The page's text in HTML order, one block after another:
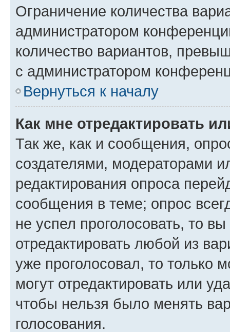
Ограничение количества
администратором
количество вариантов,
с администратором
Вернуться к началу
Как мне отредактировать
Так же, как и сообщения,
создателями, модераторами
редактирования опроса
сообщения в теме; опрос
не успел проголосовать, то
отредактировать любой из
уже проголосовал, то только
могут отредактировать или
чтобы нельзя было менять
голосования.